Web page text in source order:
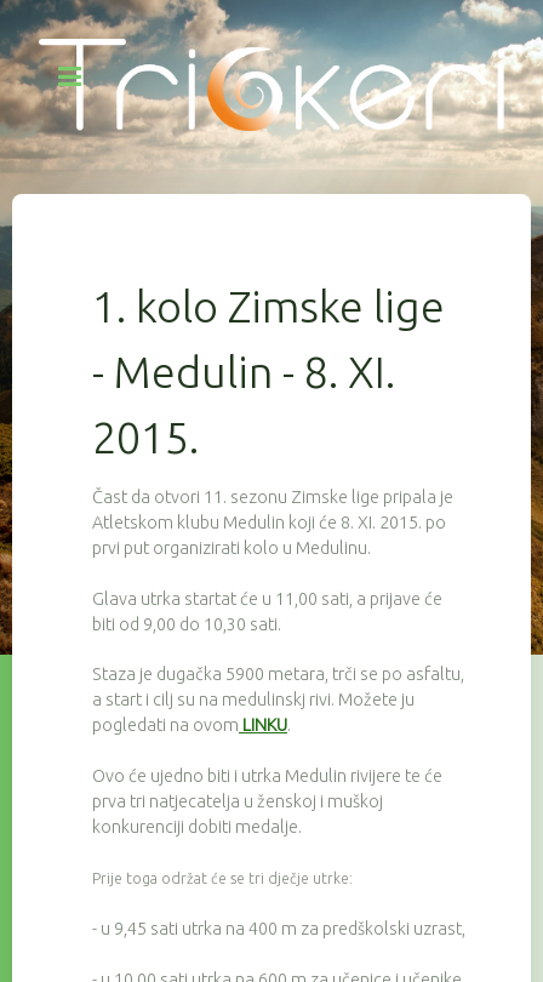
1. kolo Zimske lige
- Medulin - 8. XI.
2015.
Čast da otvori 11. sezonu Zimske lige pripala je
Atletskom klubu Medulin koji će 8. XI. 2015. po
prvi put organizirati kolo u Medulinu.
Glava utrka startat će u 11,00 sati, a prijave će
biti od 9,00 do 10,30 sati.
Staza je dugačka 5900 metara, trči se po asfaltu,
a start i cilj su na medulinskj rivi. Možete ju
pogledati na ovom LINKU.
Ovo će ujedno biti i utrka Medulin rivijere te će
prva tri natjecatelja u ženskoj i muškoj
konkurenciji dobiti medalje.
Prije toga održat će se tri dječje utrke:
- u 9,45 sati utrka na 400 m za predškolski uzrast,